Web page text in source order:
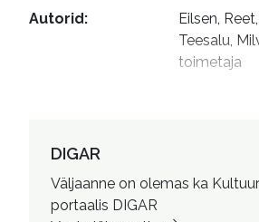
Autorid:
Eilsen,
Teesalu,
toimetaja
DIGAR
Väljaanne on olemas ka
portaalis DIGAR